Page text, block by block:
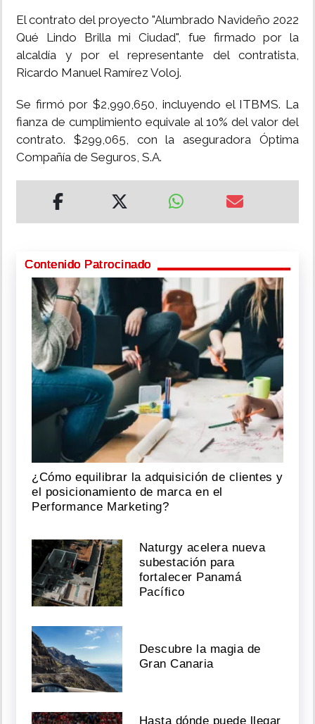
El contrato del proyecto "Alumbrado Navideño 2022
Qué Lindo Brilla mi Ciudad", fue firmado por la
alcaldía y por el representante del contratista,
Ricardo Manuel Ramírez Voloj.
Se firmó por $2,990,650, incluyendo el ITBMS. La
fianza de cumplimiento equivale al 10% del valor del
contrato. $299,065, con la aseguradora Óptima
Compañía de Seguros, S.A.
Contenido Patrocinado
¿Cómo equilibrar la adquisición de clientes y
el posicionamiento de marca en el
Performance Marketing?
Naturgy acelera nueva
subestación para
fortalecer Panamá
Pacífico
Descubre la magia de
Gran Canaria
Hasta dónde puede llegar